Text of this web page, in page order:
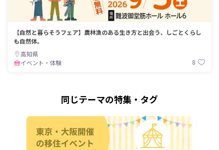
【自然と暮らそうフェア】農林漁のある生き方と出会う、しごとくらし
も自然体。
高知県
イベント・体験
8
同じテーマの特集・タグ